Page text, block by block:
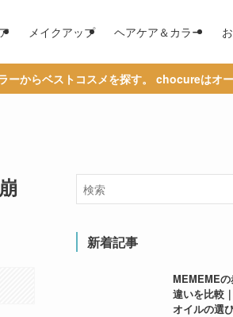
メイクアップ ヘアケア＆カラー
メを探す。 chocureはオーセンティックな
新着記事
MEMEMEの
違いを比較
オイルの選